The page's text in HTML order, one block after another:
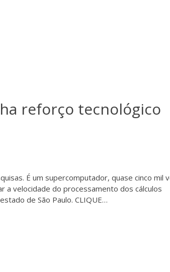
reforço tecnológico
É um supercomputador, quase cinco mil
a velocidade do processamento dos cálculos
de São Paulo. CLIQUE…